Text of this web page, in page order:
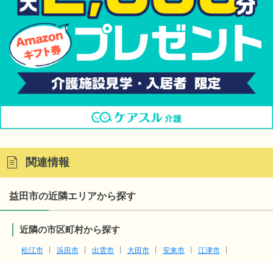
関連情報
益田市の近隣エリアから探す
近隣の市区町村から探す
松江市 浜田市 出雲市 大田市 安来市
江津市